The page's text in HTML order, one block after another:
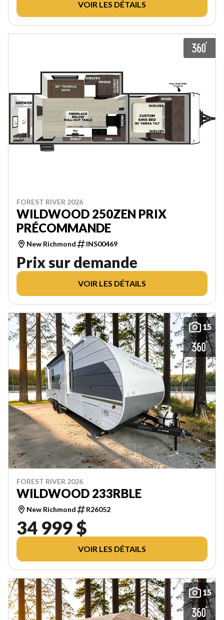
VOIR LES DÉTAILS
FOREST RIVER 2026
WILDWOOD 250ZEN PRIX
PRÉCOMMANDE
New Richmond INS00469
Prix sur demande
VOIR LES DÉTAILS
15
FOREST RIVER 2026
WILDWOOD 233RBLE
New Richmond R26052
34 999 $
VOIR LES DÉTAILS
15